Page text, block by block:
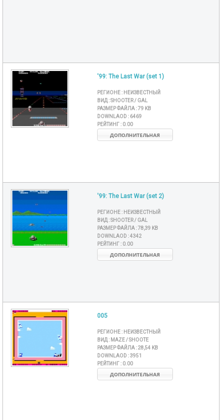
'99: The Last War (set 1)
РЕГИОНЕ : НЕИЗВЕСТНЫЙ
ВИД :SHOOTER / GAL
РАЗМЕР ФАЙЛА :79 KB
DOWNLAOD : 6469
РЕЙТИНГ : 0.00
ДОПОЛНИТЕЛЬНАЯ
'99: The Last War (set 2)
РЕГИОНЕ : НЕИЗВЕСТНЫЙ
ВИД :SHOOTER / GAL
РАЗМЕР ФАЙЛА :78,39 KB
DOWNLAOD :4342
РЕЙТИНГ : 0.00
ДОПОЛНИТЕЛЬНАЯ
005
РЕГИОНЕ : НЕИЗВЕСТНЫЙ
ВИД : MAZE / SHOOTE
РАЗМЕР ФАЙЛА :28,54 KB
DOWNLAOD :3951
РЕЙТИНГ : 0.00
ДОПОЛНИТЕЛЬНАЯ